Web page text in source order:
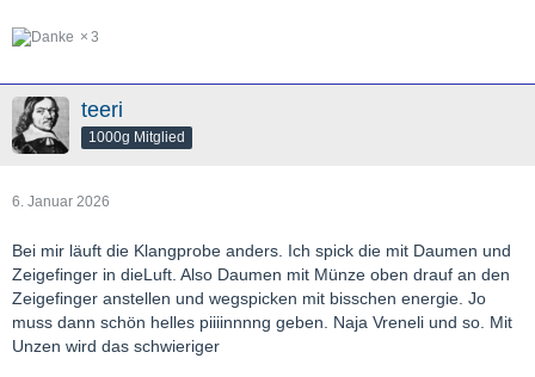
3
teeri
1000g Mitglied
6. Januar 2026
Bei mir läuft die Klangprobe anders. Ich spick die mit Daumen und
Zeigefinger in dieLuft. Also Daumen mit Münze oben drauf an den
Zeigefinger anstellen und wegspicken mit bisschen energie. Jo
muss dann schön helles piiiinnnng geben. Naja Vreneli und so. Mit
Unzen wird das schwieriger